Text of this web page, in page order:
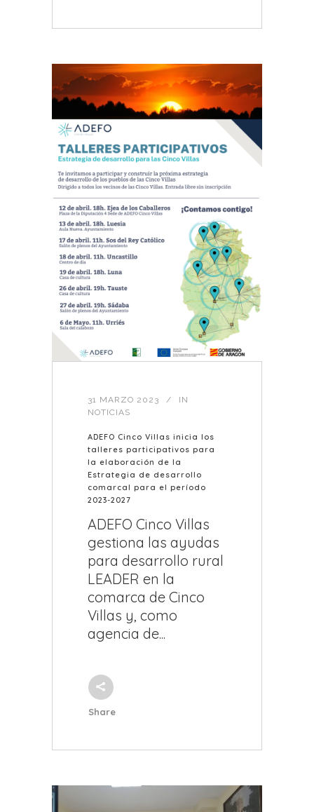
31 MARZO 2023
IN
NOTICIAS
ADEFO Cinco Villas inicia los
talleres participativos para
la elaboración de la
Estrategia de desarrollo
comarcal para el período
2023-2027
ADEFO Cinco Villas
gestiona las ayudas
para desarrollo rural
LEADER en la
comarca de Cinco
Villas y, como
agencia de...
Share